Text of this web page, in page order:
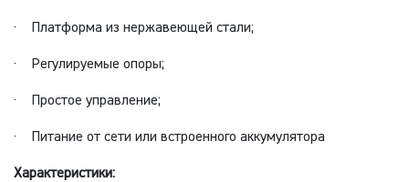
· Платформа из нержавеющей стали;
· Регулируемые опоры;
· Простое управление;
· Питание от сети или встроенного аккумулятора
Характеристики: